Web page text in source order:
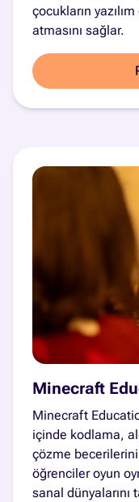
çocukların
atmasını sağlar.
Minecraft
Minecraft
içinde kodlama,
çözme becerilerini
öğrenciler oyun
sanal dünyalarını